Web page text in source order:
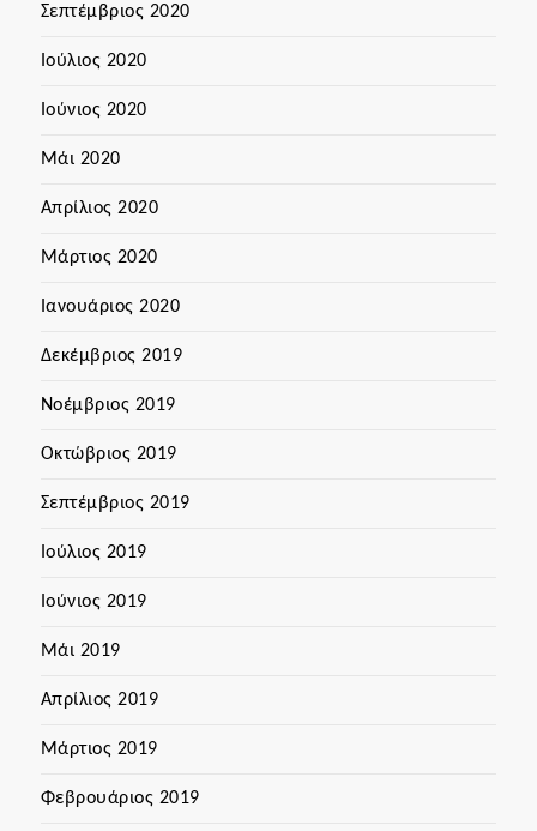
Σεπτέμβριος 2020
Ιούλιος 2020
Ιούνιος 2020
Μάι 2020
Απρίλιος 2020
Μάρτιος 2020
Ιανουάριος 2020
Δεκέμβριος 2019
Νοέμβριος 2019
Οκτώβριος 2019
Σεπτέμβριος 2019
Ιούλιος 2019
Ιούνιος 2019
Μάι 2019
Απρίλιος 2019
Μάρτιος 2019
Φεβρουάριος 2019